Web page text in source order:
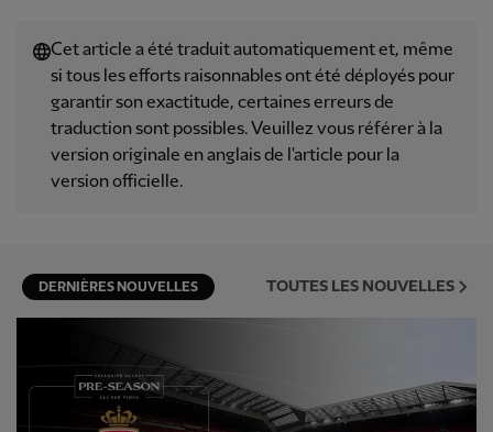
Cet article a été traduit automatiquement et, même
si tous les efforts raisonnables ont été déployés pour
garantir son exactitude, certaines erreurs de
traduction sont possibles. Veuillez vous référer à la
version originale en anglais de l'article pour la
version officielle.
DERNIÈRES NOUVELLES TOUTES LES NOUVELLES